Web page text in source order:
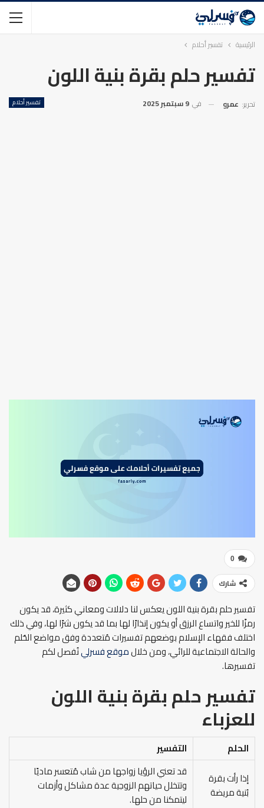
الرئيسية تفسير أحلام
تفسير حلم بقرة بنية اللون
تفسير أحلام تحرير: عمرو في 9 سبتمبر 2025
0
شارك
تفسير حلم بقرة بنية اللون يعكس لنا دلالات ومعاني كثيرة، قد يكون
رمزًا للخير واتساع الرزق أو يكون إنذارًا لها بما قد يكون شرًا لها، وفي ذلك
اختلف فقهاء الإسلام بوضعهم تفسيرات مُتعددة وفق مواضع الحُلم
والحالة الاجتماعية للرائي، ومن خلالموقع فسرلينُفصل لكم
تفسيرها.
تفسير حلم بقرة بنية اللون
للعزباء
الحلم
التفسير
إذا رأت بقرة
بُنية مريضة
قد تعني الرؤيا زواجها من شاب مُتعسر ماديًا
وتتخلل حياتهم الزوجية عدة مشاكل وأزمات
ليتمكنا من حلها.